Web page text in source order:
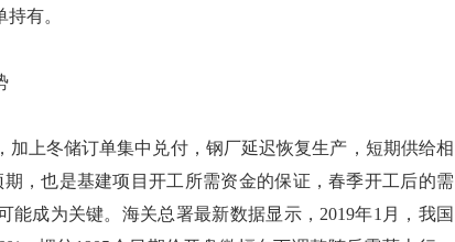
有。
上冬储订单集中兑付，钢厂延迟恢复生产，短期供给相
，也是基建项目开工所需资金的保证，春季开工后的需
能成为关键。海关总署最新数据显示，2019年1月，我国